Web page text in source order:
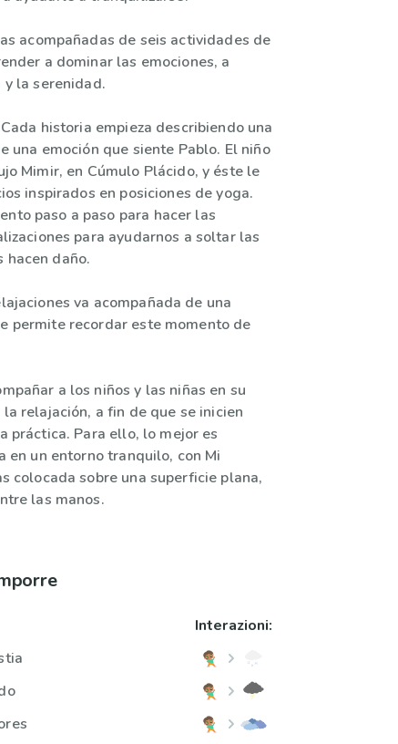
acompañadas de seis actividades de
a dominar las emociones, a
la serenidad.
historia empieza describiendo una
una emoción que siente Pablo. El niño
Mimir, en Cúmulo Plácido, y éste le
inspirados en posiciones de yoga.
paso a paso para hacer las
para ayudarnos a soltar las
hacen daño.
va acompañada de una
permite recordar este momento de
a los niños y las niñas en su
relajación, a fin de que se inicien
práctica. Para ello, lo mejor es
en un entorno tranquilo, con Mi
colocada sobre una superficie plana,
las manos.
Interazioni: